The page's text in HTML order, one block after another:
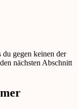
du gegen keinen der
nächsten Abschnitt